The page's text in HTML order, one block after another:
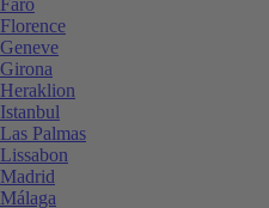
Florence
Geneve
Girona
Heraklion
Istanbul
Las Palmas
Lissabon
Madrid
Málaga